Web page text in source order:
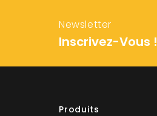
Newsletter
Inscrivez-Vous !
Produits